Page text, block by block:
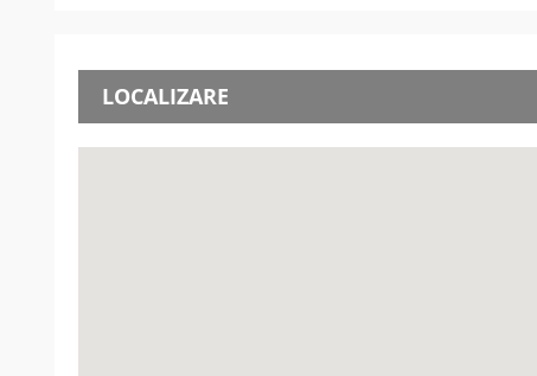
LOCALIZARE